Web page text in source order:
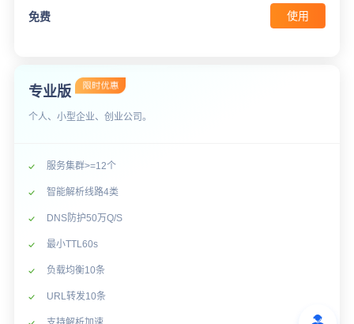
免费 使用
专业版
个人、小型企业、创业公司。
服务集群>=12个
智能解析线路4类
DNS防护50万Q/S
最小TTL60s
负载均衡10条
URL转发10条